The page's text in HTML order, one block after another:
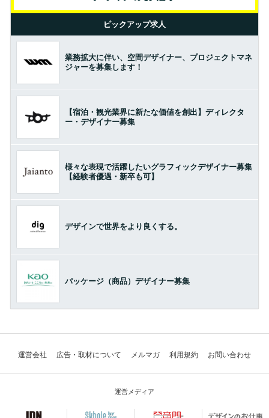
ピックアップ求人
業務拡大に伴い、空間デザイナー、プロジェクトマネ
ジャーを募集します！
【宿泊・観光業界に新たな価値を創出】ディレクタ
ー・デザイナー募集
様々な表現で活躍したいグラフィックデザイナー募集
【経験者優遇・新卒も可】
デザインで世界をより良くする。
パッケージ（商品）デザイナー募集
運営会社 広告・取材について メルマガ 利用規約 お問い合わせ
運営メディア